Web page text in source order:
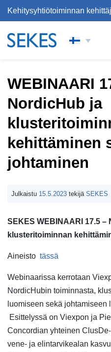
Kehitysyhtiötoiminnan
PÄÄVALIKKO
WEBINAARI
NordicHub ja
kehittäminen
johtaminen
Julkaistu 15.5.2023 tekijä SEKES
SEKES WEBINAARI 17.5 –
klusteritoiminnan
Aineisto tässä
Webinaarissa kerrotaan
NordicHubin toiminnasta,
luomiseen sekä johtamiseen
Esittelyssä on Viexpon ja
Concordian yhteinen
vene- ja elintarvikealan